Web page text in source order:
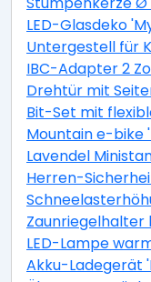
LED-Glasdeko
Untergestell für
IBC-Adapter 2
Drehtür mit
Bit-Set mit
Mountain e-bike
Lavendel
Herren-
Zaunriegelhalter
LED-Lampe
Akku-Ladegerät